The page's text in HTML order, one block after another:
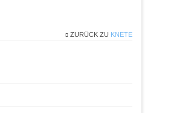
ZURÜCK ZU KNETE